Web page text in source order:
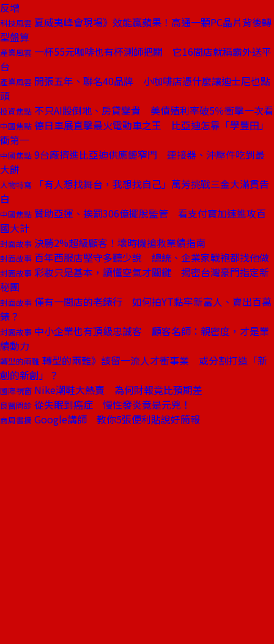
反增
科技風雲 夏威夷峰會現場》效能贏蘋果！高通一顆PC晶片背後轉
型盤算
產業風雲 一杯55元咖啡也有杯測師把關 它16間店就稱霸外送平
台
產業風雲 開張五年、聯名40品牌 小咖啡店憑什麼讓迪士尼也點
頭
投資焦點 不只AI股倒地、房貸變貴 美債殖利率破5％衝擊一次看
中國焦點 德日車展直擊最火電動車之王 比亞迪怎靠「學豐田」
衝第一
中國焦點 9台廠擠進比亞迪供應鏈窄門 連接器、沖壓件吃到最
大餅
人物特寫
「有人想找舞台，我想找自己」萬芳挑戰三金大滿貫告
白
中國焦點 贊助亞運、挨罰306億擺脫監管 看支付寶加速進攻百
國大計
封面故事 決勝2%超級顧客！壞時機搶救業績指南
封面故事 百年西服店堅守多聽少說 總統、企業家戰袍都找他做
封面故事 彩妝只是基本，讀懂空氣才關鍵 揭密台灣豪門指定新
秘團
封面故事 僅有一間店的老錶行 如何拍YT黏牢新富人、賣出百萬
錶？
封面故事 中小企業也有頂級忠誠客 顧客名師：親密度，才是業
績動力
轉型的兩難 轉型的兩難》該留一流人才衝事業 或分割打造「新
創的新創」？
國際視窗 Nike潮鞋大熱賣 為何財報竟比預期差
良醫問診 從失眠到癌症 慢性發炎竟是元兇！
商周書摘 Google講師 教你5張便利貼說好簡報